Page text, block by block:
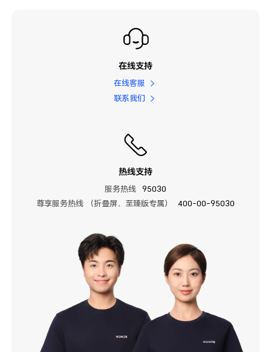
在线支持
在线客服
联系我们
热线支持
服务热线
95030
尊享服务热线 （折叠屏、至臻版专属）
400-00-95030